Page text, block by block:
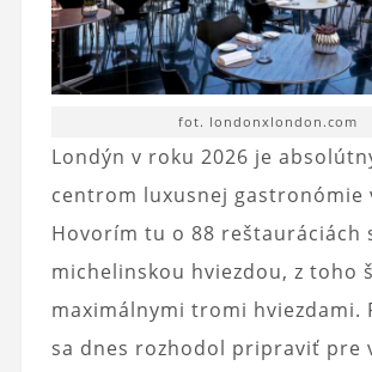
fot. londonxlondon.com
Londýn v roku 2026 je
centrom luxusnej gastronómie
Hovorím tu o 88 reštauráciách
michelinskou hviezdou, z toho
maximálnymi tromi hviezdami.
sa dnes rozhodol pripraviť pre